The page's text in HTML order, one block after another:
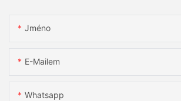
Jméno
E-Mailem
Whatsapp